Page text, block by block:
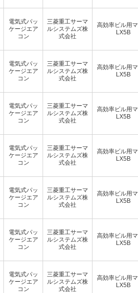
電気式パッ
ケージエア
コン
三菱重工サーマ
ルシステムズ株
式会社
高効率ビル用
LX5B
電気式パッ
ケージエア
コン
三菱重工サーマ
ルシステムズ株
式会社
高効率ビル用
LX5B
電気式パッ
ケージエア
コン
三菱重工サーマ
ルシステムズ株
式会社
高効率ビル用
LX5B
電気式パッ
ケージエア
コン
三菱重工サーマ
ルシステムズ株
式会社
高効率ビル用
LX5B
電気式パッ
ケージエア
コン
三菱重工サーマ
ルシステムズ株
式会社
高効率ビル用
LX5B
電気式パッ
ケージエア
コン
三菱重工サーマ
ルシステムズ株
式会社
高効率ビル用
LX5B
電気式パッ
ケージエア
コン
三菱重工サーマ
ルシステムズ株
式会社
高効率ビル用
LX5B